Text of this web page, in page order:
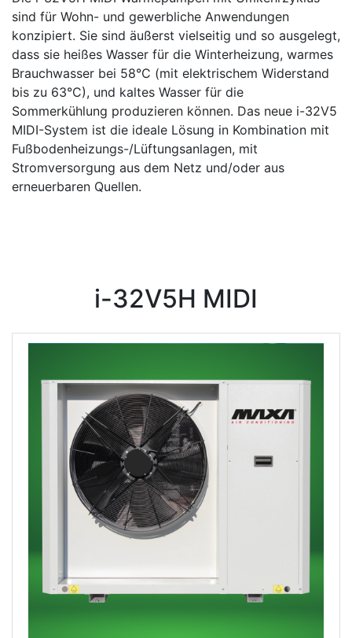
sind für Wohn- und gewerbliche Anwendungen
konzipiert. Sie sind äußerst vielseitig und so ausgelegt,
dass sie heißes Wasser für die Winterheizung, warmes
Brauchwasser bei 58°C (mit elektrischem Widerstand
bis zu 63°C), und kaltes Wasser für die
Sommerkühlung produzieren können. Das neue i-32V5
MIDI-System ist die ideale Lösung in Kombination mit
Fußbodenheizungs-/Lüftungsanlagen, mit
Stromversorgung aus dem Netz und/oder aus
erneuerbaren Quellen.
i-32V5H MIDI